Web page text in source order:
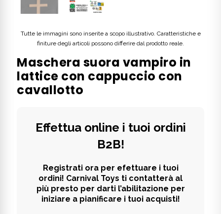
Tutte le immagini sono inserite a scopo illustrativo. Caratteristiche e
finiture degli articoli possono differire dal prodotto reale.
Maschera suora vampiro in
lattice con cappuccio con
cavallotto
Effettua online i tuoi ordini
B2B!
Registrati ora per efettuare i tuoi
ordini! Carnival Toys ti contatterà al
più presto per darti l’abilitazione per
iniziare a pianificare i tuoi acquisti!